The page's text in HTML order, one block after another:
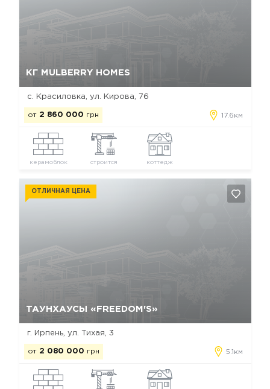
КГ MULBERRY HOMES
с. Красиловка, ул. Кирова, 76
от 2 860 000 грн 17.6км
керамоблок строится коттедж
ТАУНХАУСЫ «FREEDOM'S»
ОТЛИЧНАЯ ЦЕНА
г. Ирпень, ул. Тихая, 3
от 2 080 000 грн 5.1км